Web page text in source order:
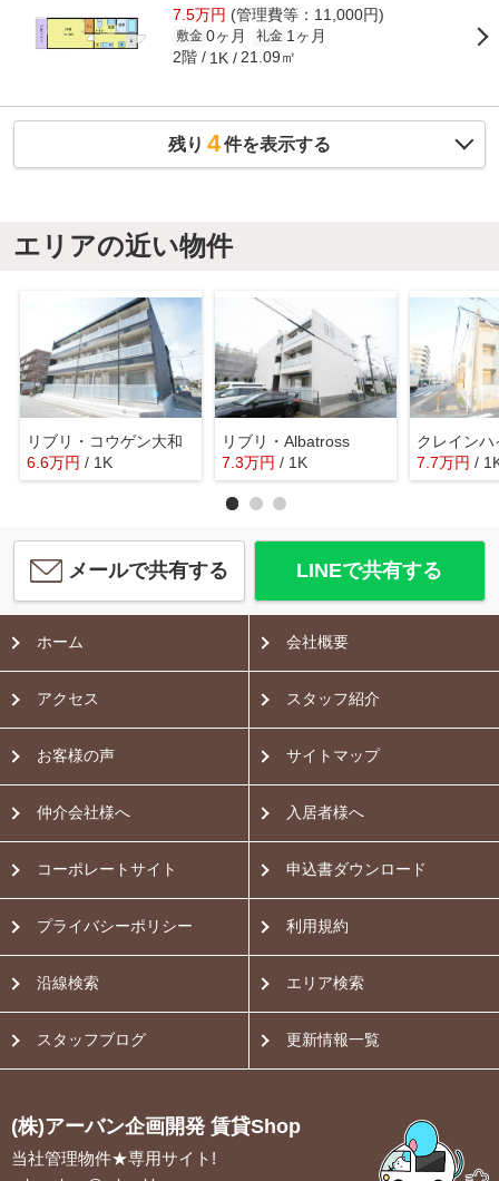
7.5万円 (管理費等：11,000円)
敷金 0ヶ月 礼金 1ヶ月
2階 1K 21.09㎡
残り 4件を表示する
エリアの近い物件
リブリ・コウゲン大和
6.6万円 / 1K
リブリ・Albatross
7.3万円 / 1K
クレインハ
7.7万円 /
メールで共有する LINEで共有する
ホーム 会社概要
アクセス スタッフ紹介
お客様の声 サイトマップ
仲介会社様へ 入居者様へ
コーポレートサイト 申込書ダウンロード
プライバシーポリシー 利用規約
沿線検索 エリア検索
スタッフブログ 更新情報一覧
(株)アーバン企画開発 賃貸Shop
当社管理物件★専用サイト!